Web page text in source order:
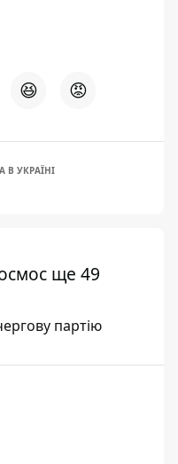
😆 😡
В УКРАЇНІ
ще 49
партію